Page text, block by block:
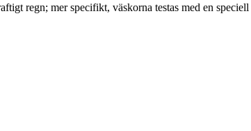
regn; mer specifikt, väskorna testas med en